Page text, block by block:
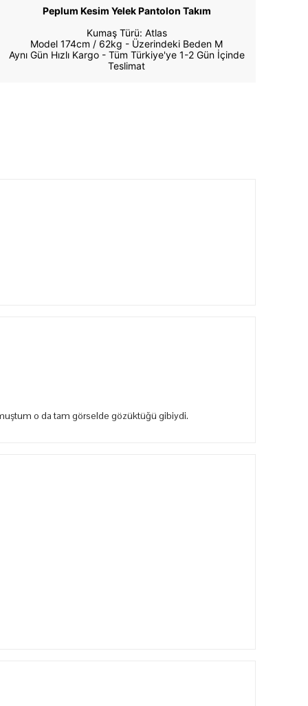
Peplum Kesim Yelek Pantolon Takım
Kumaş Türü: Atlas
Model 174cm / 62kg - Üzerindeki Beden M
Aynı Gün Hızlı Kargo - Tüm Türkiye'ye 1-2 Gün İçinde
Teslimat
o da tam görselde gözüktüğü gibiydi.